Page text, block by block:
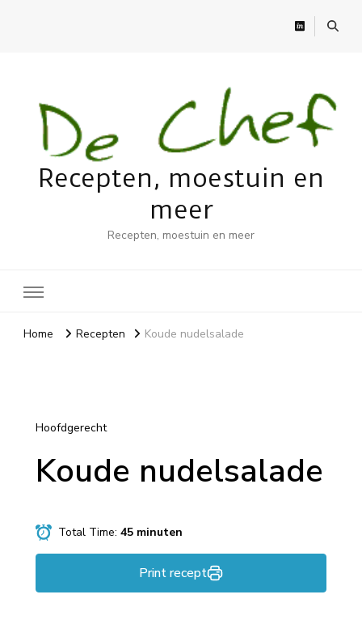
Recepten, moestuin en
meer
Recepten, moestuin en meer
Home Recepten Koude nudelsalade
Hoofdgerecht
Koude nudelsalade
Total Time: 45 minuten
Print recept